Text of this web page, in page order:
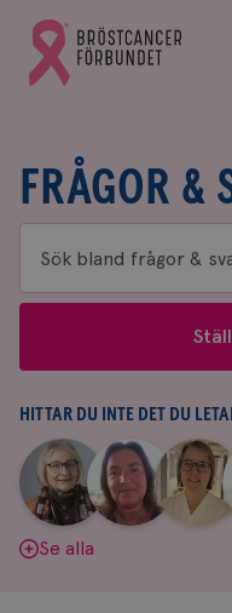
Gå
till
Bröstcancerförbundets
FRÅGOR &
Sök
bland
&
svar
HITTAR DU INTE DET DU
Aina
Johnsson
|
Anne
Andersson
Fredrika
Killander
|
Se alla